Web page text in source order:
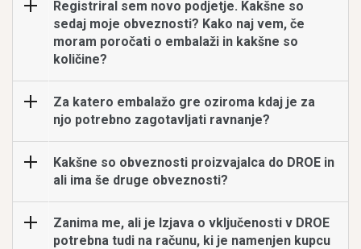
Registriral sem novo podjetje. Kakšne so
sedaj moje obveznosti? Kako naj vem, če
moram poročati o embalaži in kakšne so
količine?
Za katero embalažo gre oziroma kdaj je za
njo potrebno zagotavljati ravnanje?
Kakšne so obveznosti proizvajalca do DROE in
ali ima še druge obveznosti?
Zanima me, ali je Izjava o vključenosti v DROE
potrebna tudi na računu, ki je namenjen kupcu